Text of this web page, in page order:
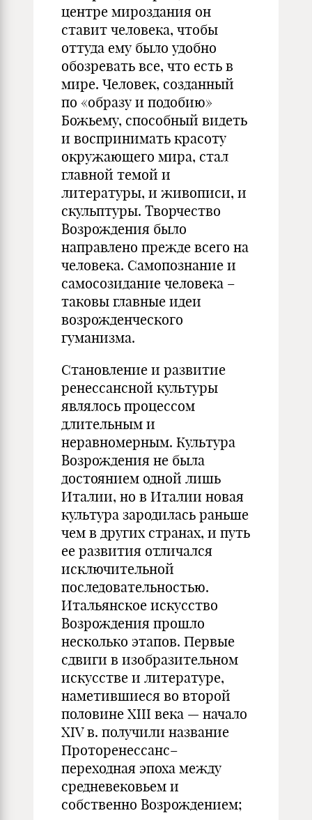
центре мироздания он
ставит человека, чтобы
оттуда ему было удобно
обозревать все, что есть в
мире. Человек, созданный
по «образу и подобию»
Божьему, способный видеть
и воспринимать красоту
окружающего мира, стал
главной темой и
литературы, и живописи, и
скульптуры. Творчество
Возрождения было
направлено прежде всего на
человека. Самопознание и
самосозидание человека –
таковы главные идеи
возрожденческого
гуманизма.
Становление и развитие
ренессансной культуры
являлось процессом
длительным и
неравномерным. Культура
Возрождения не была
достоянием одной лишь
Италии, но в Италии новая
культура зародилась раньше
чем в других странах, и путь
ее развития отличался
исключительной
последовательностью.
Итальянское искусство
Возрождения прошло
несколько этапов. Первые
сдвиги в изобразительном
искусстве и литературе,
наметившиеся во второй
половине XIII века — начало
XIV в. получили название
Проторенессанс–
переходная эпоха между
средневековьем и
собственно Возрождением;